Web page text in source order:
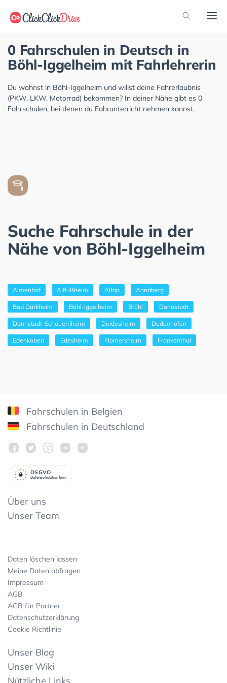
0 Fahrschulen in Deutsch in
Böhl-Iggelheim mit Fahrlehrerin
Du wohnst in Böhl-Iggelheim und willst deine Fahrerlaubnis
(PKW, LKW, Motorrad) bekommen? In deiner Nähe gibt es 0
Fahrschulen, bei denen du Fahrunterricht nehmen kannst.
Suche Fahrschule in der
Nähe von Böhl-Iggelheim
Almenhof Altlußheim Altrip Annaberg
Bad Dürkheim Böhl-Iggelheim Brühl Dannstadt
Dannstadt-Schauernheim Deidesheim Dudenhofen
Edenkoben Edesheim Flomersheim Frankenthal
Fahrschulen in Belgien
Fahrschulen in Deutschland
Datenschutzkonform
DSGVO
Über uns
Unser Team
Daten löschen lassen
Meine Daten abfragen
Impressum
AGB
AGB für Partner
Datenschutzerklärung
Cookie Richtlinie
Unser Blog
Unser Wiki